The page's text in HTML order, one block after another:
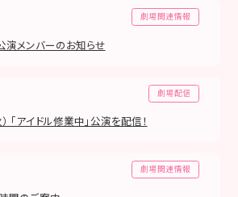
劇場関連情報
演メンバーのお知らせ
劇場配信
「アイドル修業中」公演を配信！
劇場関連情報